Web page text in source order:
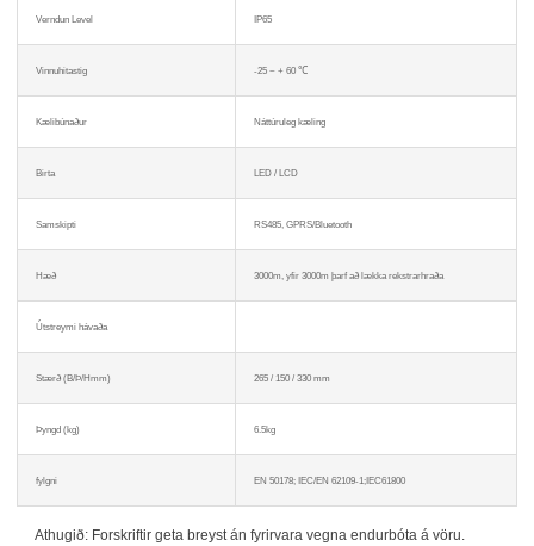
Verndun Level IP65
Vinnuhitastig -25 ~ + 60 ℃
Kælibúnaður Náttúruleg kæling
Birta LED / LCD
Samskipti RS485, GPRS/Bluetooth
Hæð 3000m, yfir 3000m þarf að lækka rekstrarhraða
Útstreymi hávaða
Stærð (B/Þ/Hmm) 265 / 150 / 330 mm
Þyngd (kg) 6.5kg
fylgni EN 50178; IEC/EN 62109-1;IEC61800
Athugið: Forskriftir geta breyst án fyrirvara vegna endurbóta á vöru.